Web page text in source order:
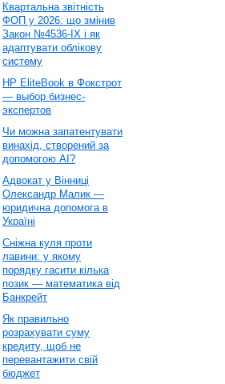
Квартальна звітність
ФОП у 2026: що змінив
Закон №4536-IX і як
адаптувати облікову
систему
HP EliteBook в Фокстрот
— выбор бизнес-
экспертов
Чи можна запатентувати
винахід, створений за
допомогою AI?
Адвокат у Вінниці
Олександр Малик —
юридична допомога в
Україні
Сніжна куля проти
лавини: у якому
порядку гасити кілька
позик — математика від
Банкрейт
Як правильно
розрахувати суму
кредиту, щоб не
перевантажити свій
бюджет